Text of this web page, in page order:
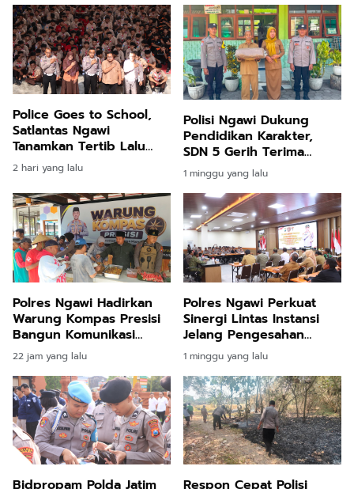
Police Goes to School,
Satlantas Ngawi
Tanamkan Tertib Lalu
Lintas
2 hari yang lalu
Polisi Ngawi Dukung
Pendidikan Karakter,
SDN 5 Gerih Terima
Bantuan Peralatan
Pramuka
1 minggu yang lalu
Polres Ngawi Hadirkan
Warung Kompas Presisi
Bangun Komunikasi
Perkuat Sinergi untuk
Kamtibmas
22 jam yang lalu
Polres Ngawi Perkuat
Sinergi Lintas Instansi
Jelang Pengesahan
Warga Baru IKS PI Kera
Sakti, Keamanan Jadi
Prioritas
1 minggu yang lalu